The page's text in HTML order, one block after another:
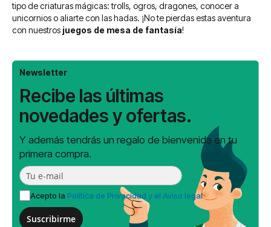
tipo de criaturas mágicas: trolls, ogros, dragones, conocer a
unicornios o aliarte con las hadas. ¡No te pierdas estas aventura
con nuestros juegos de mesa de fantasía!
Newsletter
Recibe las últimas
novedades y ofertas.
Y además tendrás un regalo de bienvenida en tu
primera compra.
Acepto la Política de Privacidad y el Aviso legal
Suscribirme